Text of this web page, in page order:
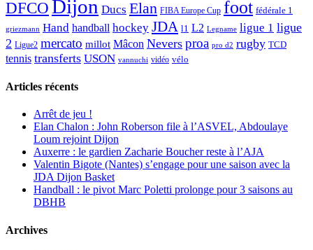
DFCODijon Ducs Elan FIBA Europe Cup foot fédérale 1
griezmann Hand handball hockey JDA l1 L2 Legname ligue 1 ligue
2 Ligue2 mercato millot Mâcon Nevers proa pro d2 rugby TCD
tennis transferts USON vannuchi vidéo vélo
Articles récents
Arrêt de jeu !
Elan Chalon : John Roberson file à l’ASVEL, Abdoulaye
Loum rejoint Dijon
Auxerre : le gardien Zacharie Boucher reste à l’AJA
Valentin Bigote (Nantes) s’engage pour une saison avec la
JDA Dijon Basket
Handball : le pivot Marc Poletti prolonge pour 3 saisons au
DBHB
Archives